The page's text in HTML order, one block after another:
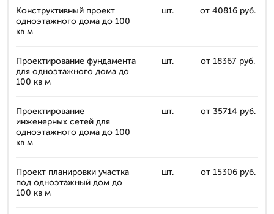
Конструктивный проект
одноэтажного дома до 100
кв м
шт. от 40816 руб.
Проектирование фундамента
для одноэтажного дома до
100 кв м
шт. от 18367 руб.
Проектирование
инженерных сетей для
одноэтажного дома до 100
кв м
шт. от 35714 руб.
Проект планировки участка
под одноэтажный дом до
100 кв м
шт. от 15306 руб.